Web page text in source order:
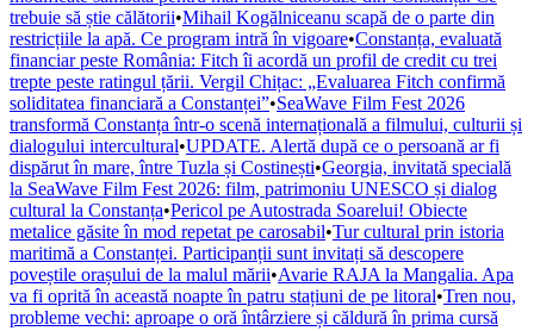
trebuie să știe călătorii•Mihail Kogălniceanu scapă de o parte din
restricțiile la apă. Ce program intră în vigoare•Constanța, evaluată
financiar peste România: Fitch îi acordă un profil de credit cu trei
trepte peste ratingul țării. Vergil Chițac: „Evaluarea Fitch confirmă
soliditatea financiară a Constanței”•SeaWave Film Fest 2026
transformă Constanța într-o scenă internațională a filmului, culturii și
dialogului intercultural•UPDATE. Alertă după ce o persoană ar fi
dispărut în mare, între Tuzla și Costinești•Georgia, invitată specială
la SeaWave Film Fest 2026: film, patrimoniu UNESCO și dialog
cultural la Constanța•Pericol pe Autostrada Soarelui! Obiecte
metalice găsite în mod repetat pe carosabil•Tur cultural prin istoria
maritimă a Constanței. Participanții sunt invitați să descopere
poveștile orașului de la malul mării•Avarie RAJA la Mangalia. Apa
va fi oprită în această noapte în patru stațiuni de pe litoral•Tren nou,
probleme vechi: aproape o oră întârziere și căldură în prima cursă